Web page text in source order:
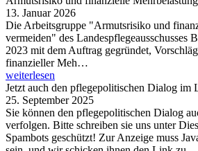
13. Januar 2026
Die Arbeitsgruppe "Armutsrisiko und
vermeiden" des Landespflegeausschusses
2023 mit dem Auftrag gegründet,
finanzieller Meh…
weiterlesen
Jetzt auch den pflegepolitischen Dialog im
25. September 2025
Sie können den pflegepolitischen Dialog
verfolgen. Bitte schreiben sie uns unter
Spambots geschützt! Zur Anzeige muss